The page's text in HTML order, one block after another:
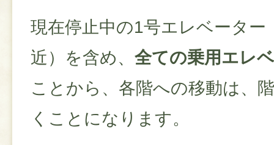
現在停止中の1号エレベーター
近）を含め、 全ての乗用エレ
ことから、各階への移動は、
くことになります。